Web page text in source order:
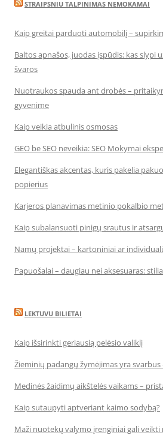
STRAIPSNIU TALPINIMAS NEMOKAMAI
Kaip greitai parduoti automobilį –
Baltos apnašos, juodas įspūdis: kas slypi
švaros
Nuotraukos spauda ant drobės –
gyvenime
Kaip veikia atbulinis osmosas
GEO be SEO neveikia: SEO Mokymai
Elegantiškas akcentas, kuris pakelia
popierius
Karjeros planavimas metinio pokalbio
Kaip subalansuoti pinigų srautus ir
Namų projektai – kartoniniai ar
Papuošalai – daugiau nei aksesuaras:
LEKTUVU BILIETAI
Kaip išsirinkti geriausią pelėsio valiklį
Žieminių padangų žymėjimas yra
Medinės žaidimų aikštelės vaikams –
Kaip sutaupyti aptveriant kaimo sodybą?
Maži nuotekų valymo įrenginiai gali